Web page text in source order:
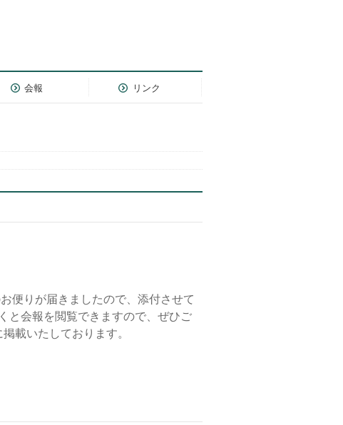
会報 リンク
便りが届きましたので、添付させて
と会報を閲覧できますので、ぜひご
載いたしております。